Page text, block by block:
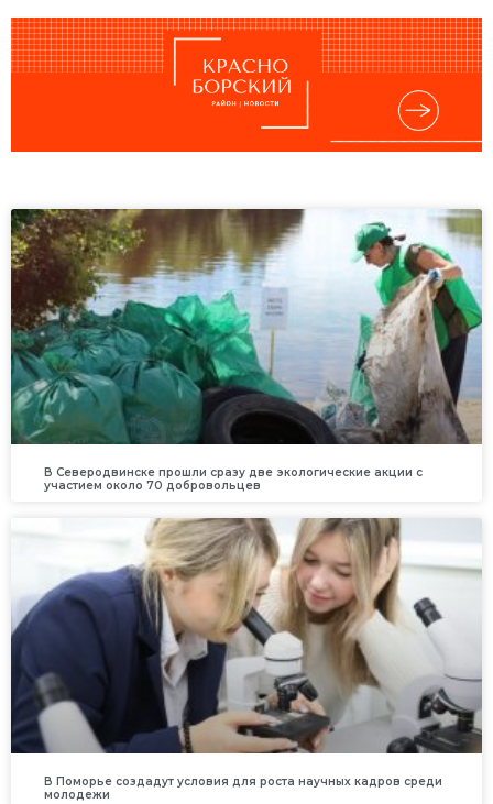
В Северодвинске прошли сразу две экологические акции с
участием около 70 добровольцев
В Поморье создадут условия для роста научных кадров среди
молодежи